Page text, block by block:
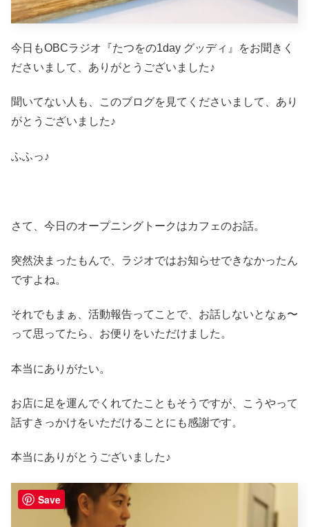
今日もOBCラジオ『たつをの1day グッディ』をお聞きく
ださいまして、ありがとうございました♪
聞いてない人も、このブログを見てくださいまして、あり
がとうございました♪
ふふっ♪
さて、今日のオープニングトークはカフェのお話。
突然決まったもんで、ラジオではお知らせできなかったん
ですよね。
それでもまぁ、活動報告ってことで、お話しないとなぁ〜
って思ってたら、お便りをいただけました。
本当にありがたい。
お店に足を運んでくれてたこともそうですが、こうやって
話すきっかけをいただけることにも感謝です。
本当にありがとうございました♪
Save